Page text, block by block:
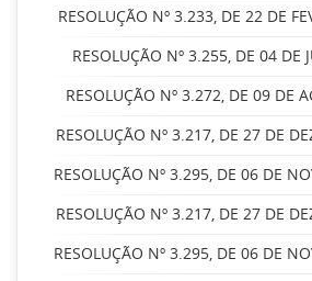
RESOLUÇÃO Nº 3.233, DE 22 DE
RESOLUÇÃO Nº 3.255, DE 04 DE
RESOLUÇÃO Nº 3.272, DE 09 DE
RESOLUÇÃO Nº 3.217, DE 27 DE
RESOLUÇÃO Nº 3.295, DE 06 DE
RESOLUÇÃO Nº 3.217, DE 27 DE
RESOLUÇÃO Nº 3.295, DE 06 DE